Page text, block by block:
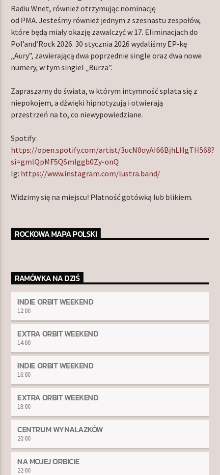
Radiu Wnet, również otrzymując nominację
od PMA. Jesteśmy również jednym z szesnastu zespołów,
które będą miały okazję zawalczyć w 17. Eliminacjach do
Pol’and’Rock 2026. 30 stycznia 2026 wydaliśmy EP-kę
„Aury”, zawierającą dwa poprzednie single oraz dwa nowe
numery, w tym singiel „Burza”.
Zapraszamy do świata, w którym intymność splata się z
niepokojem, a dźwięki hipnotyzują i otwierają
przestrzeń na to, co niewypowiedziane.
Spotify:
https://open.spotify.com/artist/3ucN0oyAI66BjhLHgTH568?
si=gmlQpMF5QSmIggb0Zy-onQ
Ig: https://www.instagram.com/lustra.band/
Widzimy się na miejscu! Płatność gotówką lub blikiem.
ROCKOWA MAPA POLSKI
RAMÓWKA NA DZIŚ
INDIE ORBIT WEEKEND
12:00
EXTRA ORBIT WEEKEND
14:00
INDIE ORBIT WEEKEND
16:00
EXTRA ORBIT WEEKEND
18:00
CENTRUM WYNALAZKÓW
20:00
NA MOJEJ ORBICIE
22:00